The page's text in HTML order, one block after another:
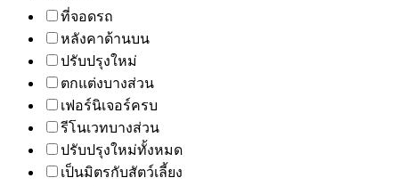
ที่จอดรถ
หลังคาด้านบน
ปรับปรุงใหม่
ตกแต่งบางส่วน
เฟอร์นิเจอร์ครบ
รีโนเวทบางส่วน
ปรับปรุงใหม่ทั้งหมด
เป็นมิตรกับสัตว์เลี้ยง